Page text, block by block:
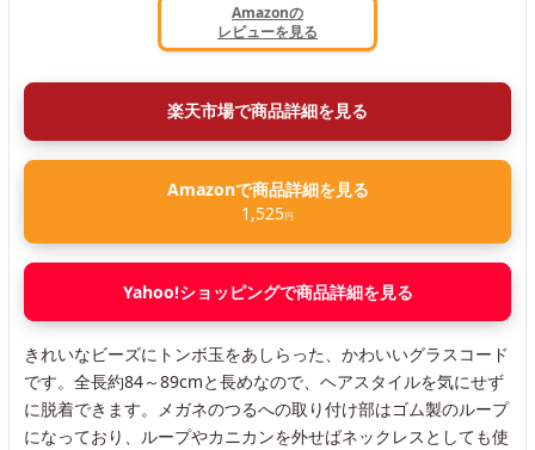
Amazonの
レビューを見る
楽天市場で商品詳細を見る
Amazonで商品詳細を見る
1,525円
Yahoo!ショッピングで商品詳細を見る
きれいなビーズにトンボ玉をあしらった、かわいいグラスコード
です。全長約84～89cmと長めなので、ヘアスタイルを気にせず
に脱着できます。メガネのつるへの取り付け部はゴム製のループ
になっており、ループやカニカンを外せばネックレスとしても使